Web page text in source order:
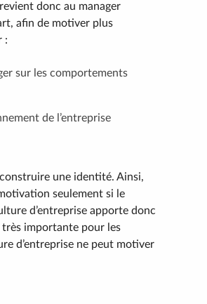
donc au manager
afin de motiver plus
:
sur les comportements
de l’entreprise
une identité. Ainsi,
seulement si le
d’entreprise apporte donc
très importante pour les
d’entreprise ne peut motiver